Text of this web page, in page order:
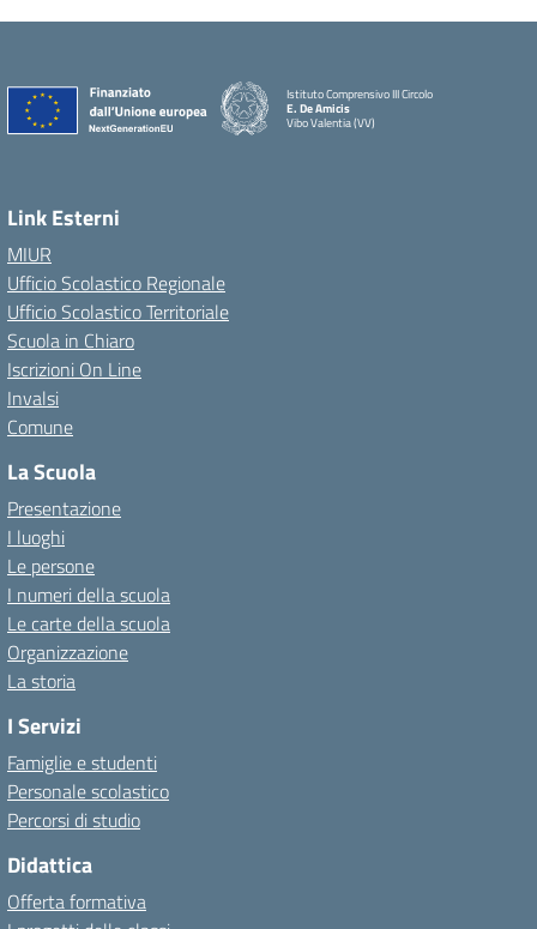
Istituto Comprensivo III Circolo
E. De Amicis
Vibo Valentia (VV)
Link Esterni
MIUR
Ufficio Scolastico Regionale
Ufficio Scolastico Territoriale
Scuola in Chiaro
Iscrizioni On Line
Invalsi
Comune
La Scuola
Presentazione
I luoghi
Le persone
I numeri della scuola
Le carte della scuola
Organizzazione
La storia
I Servizi
Famiglie e studenti
Personale scolastico
Percorsi di studio
Didattica
Offerta formativa